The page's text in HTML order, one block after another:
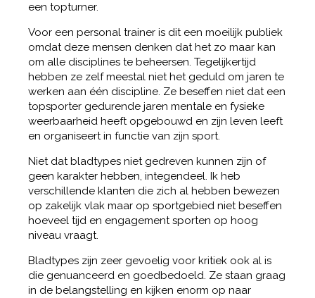
een topturner.
Voor een personal trainer is dit een moeilijk publiek
omdat deze mensen denken dat het zo maar kan
om alle disciplines te beheersen. Tegelijkertijd
hebben ze zelf meestal niet het geduld om jaren te
werken aan één discipline. Ze beseffen niet dat een
topsporter gedurende jaren mentale en fysieke
weerbaarheid heeft opgebouwd en zijn leven leeft
en organiseert in functie van zijn sport.
Niet dat bladtypes niet gedreven kunnen zijn of
geen karakter hebben, integendeel. Ik heb
verschillende klanten die zich al hebben bewezen
op zakelijk vlak maar op sportgebied niet beseffen
hoeveel tijd en engagement sporten op hoog
niveau vraagt.
Bladtypes zijn zeer gevoelig voor kritiek ook al is
die genuanceerd en goedbedoeld. Ze staan graag
in de belangstelling en kijken enorm op naar